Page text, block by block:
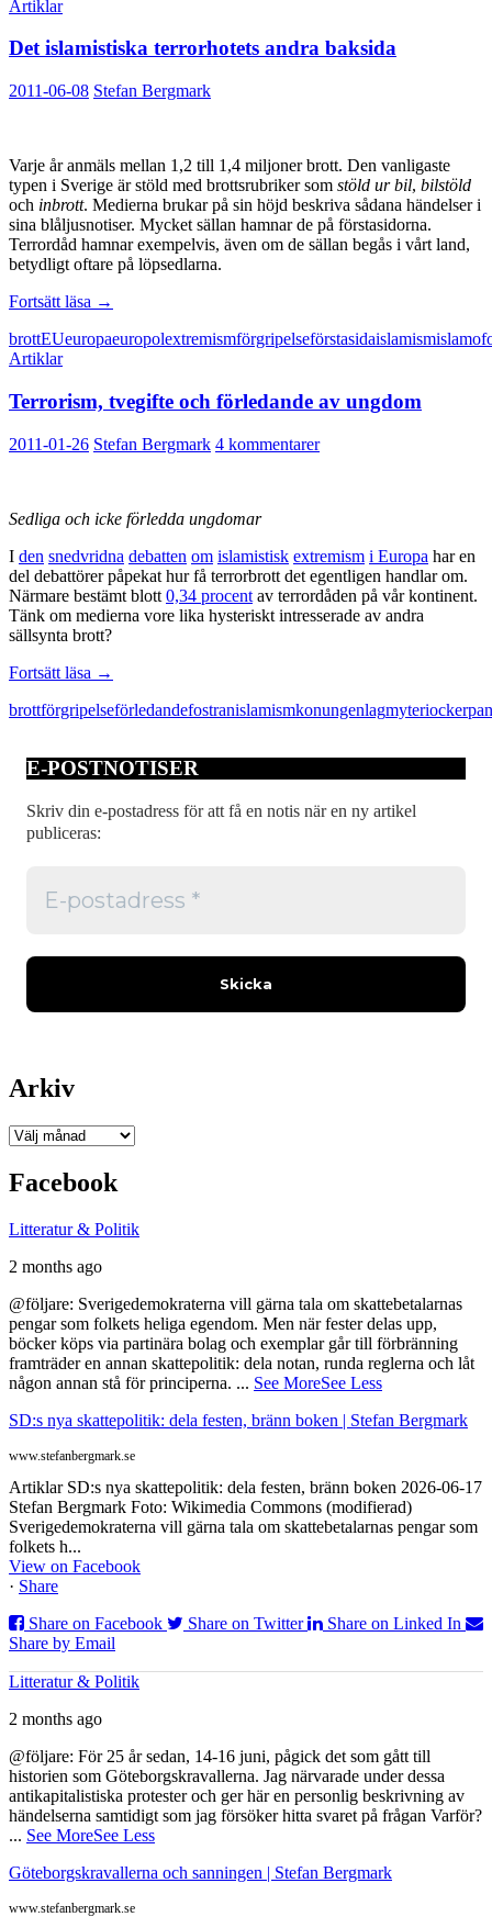
Artiklar
Det islamistiska terrorhotets andra baksida
2011-06-08 Stefan Bergmark
Varje år anmäls mellan 1,2 till 1,4 miljoner brott. Den vanligaste
typen i Sverige är stöld med brottsrubriker som stöld ur bil, bilstöld
och inbrott. Medierna brukar på sin höjd beskriva sådana händelser i
sina blåljusnotiser. Mycket sällan hamnar de på förstasidorna.
Terrordåd hamnar exempelvis, även om de sällan begås i vårt land,
betydligt oftare på löpsedlarna.
Fortsätt läsa Det
terrorhotets
→
brottEUeuropaeuropolextremismförgripelseförstasidaislamism
Artiklar
Terrorism, tvegifte och förledande av ungdom
2011-01-26 Stefan Bergmark 4 kommentarer
Sedliga och icke förledda ungdomar
I den snedvridna debatten om islamistisk extremism i Europa har en
del debattörer påpekat hur få terrorbrott det egentligen handlar om.
Närmare bestämt blott 0,34 procent av terrordåden på vår kontinent.
Tänk om medierna vore lika hysteriskt intresserade av andra
sällsynta brott?
Fortsätt läsa Terrorism,
och
ungdom
→
brottförgripelseförledandefostranislamismkonungenlagmyteri
E-POSTNOTISER
Skriv din e-postadress för att få en notis när en ny artikel
publiceras:
Arkiv
Arkiv
Facebook
Litteratur & Politik
2 months ago
@följare: Sverigedemokraterna vill gärna tala om skattebetalarnas
pengar som folkets heliga egendom. Men när fester delas upp,
böcker köps via partinära bolag och exemplar går till förbränning
framträder en annan skattepolitik: dela notan, runda reglerna och låt
någon annan stå för principerna. ... See MoreSee Less
SD:s nya skattepolitik: dela festen, bränn boken | Stefan Bergmark
www.stefanbergmark.se
Artiklar SD:s nya skattepolitik: dela festen, bränn boken 2026-06-17
Stefan Bergmark Foto: Wikimedia Commons (modifierad)
Sverigedemokraterna vill gärna tala om skattebetalarnas pengar som
folkets h...
View on Facebook
· Share
Share on Facebook
Share on Twitter
Share on Linked In
Share by Email
Litteratur & Politik
2 months ago
@följare: För 25 år sedan, 14-16 juni, pågick det som gått till
historien som Göteborgskravallerna. Jag närvarade under dessa
antikapitalistiska protester och ger här en personlig beskrivning av
händelserna samtidigt som jag försöker hitta svaret på frågan Varför?
... See MoreSee Less
Göteborgskravallerna och sanningen | Stefan Bergmark
www.stefanbergmark.se